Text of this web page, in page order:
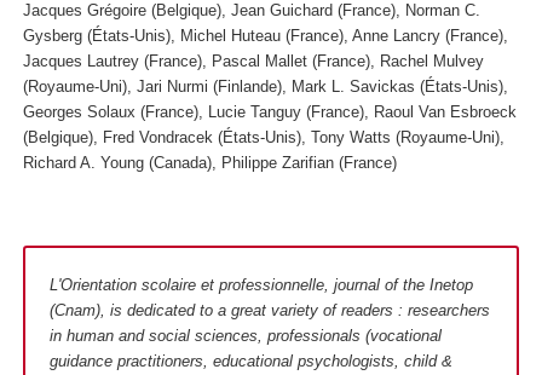
Jacques Grégoire (Belgique), Jean Guichard (France), Norman C.
Gysberg (États-Unis), Michel Huteau (France), Anne Lancry (France),
Jacques Lautrey (France), Pascal Mallet (France), Rachel Mulvey
(Royaume-Uni), Jari Nurmi (Finlande), Mark L. Savickas (États-Unis),
Georges Solaux (France), Lucie Tanguy (France), Raoul Van Esbroeck
(Belgique), Fred Vondracek (États-Unis), Tony Watts (Royaume-Uni),
Richard A. Young (Canada), Philippe Zarifian (France)
L'Orientation scolaire et professionnelle, journal of the Inetop
(Cnam), is dedicated to a great variety of readers : researchers
in human and social sciences, professionals (vocational
guidance practitioners, educational psychologists, child &